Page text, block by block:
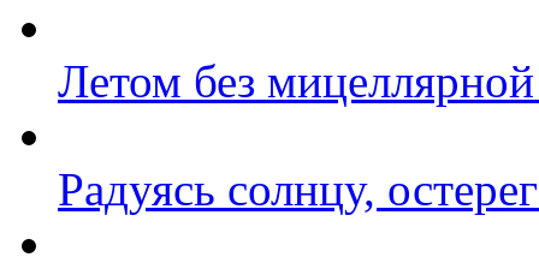
Летом без
Радуясь солнцу,